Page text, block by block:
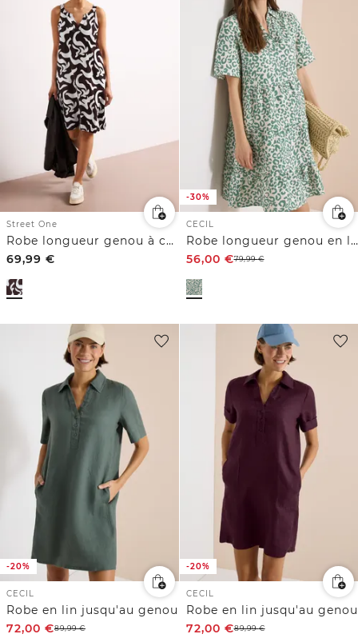
Street One
Robe longueur genou à col fendu en lin
69,99 €
-30%
CECIL
Robe longueur genou en lin mélangé avec imprimé
56,00 €79,99€
-20%
CECIL
Robe en lin jusqu'au genou
72,00 €89,99€
-20%
CECIL
Robe en lin jusqu'au genou
72,00 €89,99€